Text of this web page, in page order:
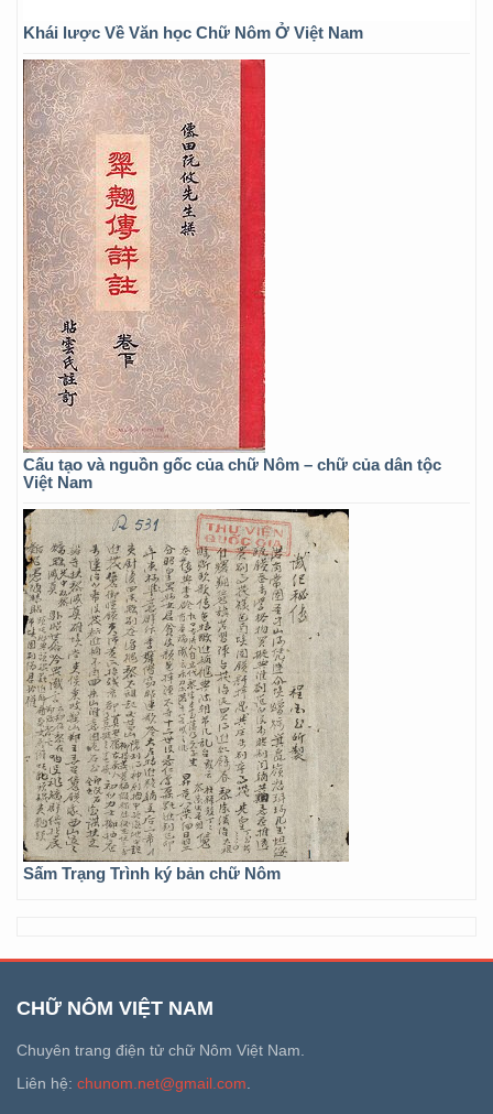
Khái lược Về Văn học Chữ Nôm Ở Việt Nam
Cấu tạo và nguồn gốc của chữ Nôm – chữ của dân tộc
Việt Nam
Sấm Trạng Trình ký bản chữ Nôm
CHỮ NÔM VIỆT NAM
Chuyên trang điện tử chữ Nôm Việt Nam.
Liên hệ: chunom.net@gmail.com